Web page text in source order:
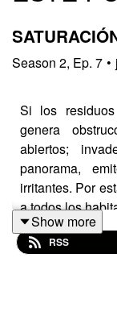
Season 2, Ep. 7 •
Si los
genera
abiertos;
panorama,
irritantes. Por
a todos los
Show more
RSS